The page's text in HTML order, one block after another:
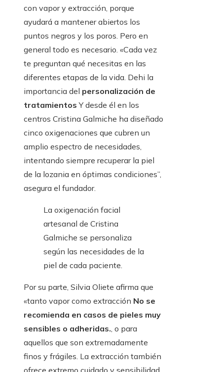
con vapor y extracción, porque
ayudará a mantener abiertos los
puntos negros y los poros. Pero en
general todo es necesario. «Cada vez
te preguntan qué necesitas en las
diferentes etapas de la vida. Dehi la
importancia del personalización de
tratamientos Y desde él en los
centros Cristina Galmiche ha diseñado
cinco oxigenaciones que cubren un
amplio espectro de necesidades,
intentando siempre recuperar la piel
de la lozania en óptimas condiciones”,
asegura el fundador.
La oxigenación facial
artesanal de Cristina
Galmiche se personaliza
según las necesidades de la
piel de cada paciente.
Por su parte, Silvia Oliete afirma que
«tanto vapor como extracción No se
recomienda en casos de pieles muy
sensibles o adheridas., o para
aquellos que son extremadamente
finos y frágiles. La extracción también